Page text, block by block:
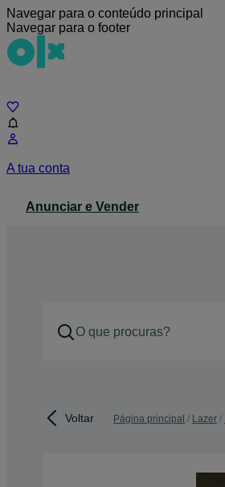
Navegar para o conteúdo principal
Navegar para o footer
A tua conta
Anunciar e Vender
Voltar Página principal Lazer